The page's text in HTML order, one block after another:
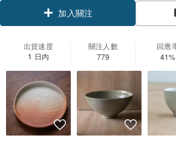
加入關注
出貨速度
1 日內
關注人數
779
回應
41%